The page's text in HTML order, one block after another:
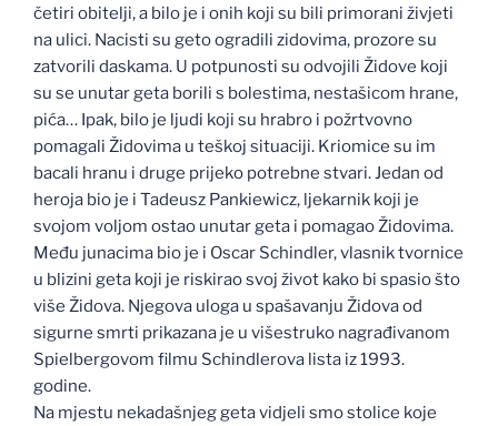
četiri obitelji, a bilo je i onih koji su bili primorani živjeti
na ulici. Nacisti su geto ogradili zidovima, prozore su
zatvorili daskama. U potpunosti su odvojili Židove koji
su se unutar geta borili s bolestima, nestašicom hrane,
pića… Ipak, bilo je ljudi koji su hrabro i požrtvovno
pomagali Židovima u teškoj situaciji. Kriomice su im
bacali hranu i druge prijeko potrebne stvari. Jedan od
heroja bio je i Tadeusz Pankiewicz, ljekarnik koji je
svojom voljom ostao unutar geta i pomagao Židovima.
Među junacima bio je i Oscar Schindler, vlasnik tvornice
u blizini geta koji je riskirao svoj život kako bi spasio što
više Židova. Njegova uloga u spašavanju Židova od
sigurne smrti prikazana je u višestruko nagrađivanom
Spielbergovom filmu Schindlerova lista iz 1993.
godine.
Na mjestu nekadašnjeg geta vidjeli smo stolice koje